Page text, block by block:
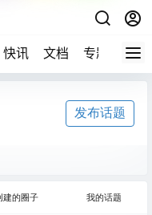
快讯 文档 专题 导航
发布话题
建的圈子 我的话题